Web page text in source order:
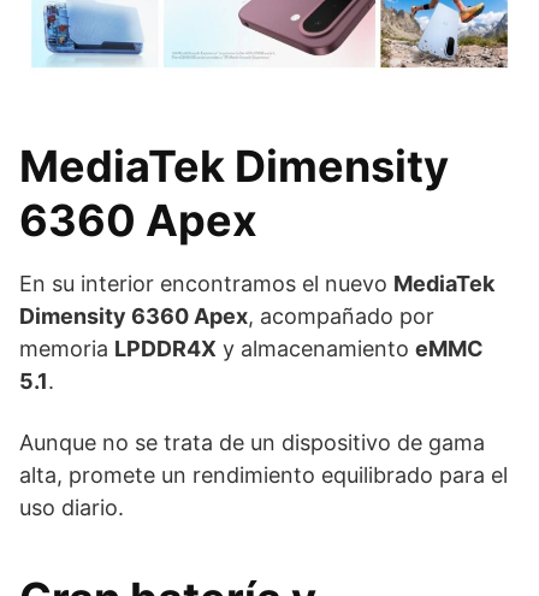
MediaTek Dimensity
6360 Apex
En su interior encontramos el nuevo MediaTek
Dimensity 6360 Apex, acompañado por
memoria LPDDR4X y almacenamiento eMMC
5.1.
Aunque no se trata de un dispositivo de gama
alta, promete un rendimiento equilibrado para el
uso diario.